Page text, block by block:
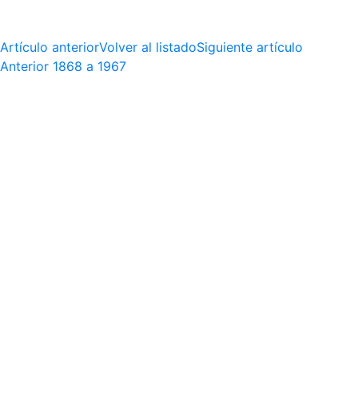
Artículo anteriorVolver al listadoSiguiente artículo
Anterior 1868 a 1967